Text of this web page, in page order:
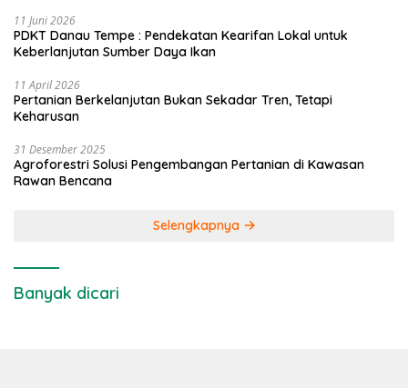
11 Juni 2026
PDKT Danau Tempe : Pendekatan Kearifan Lokal untuk
Keberlanjutan Sumber Daya Ikan
11 April 2026
Pertanian Berkelanjutan Bukan Sekadar Tren, Tetapi
Keharusan
31 Desember 2025
Agroforestri Solusi Pengembangan Pertanian di Kawasan
Rawan Bencana
Selengkapnya
Banyak dicari